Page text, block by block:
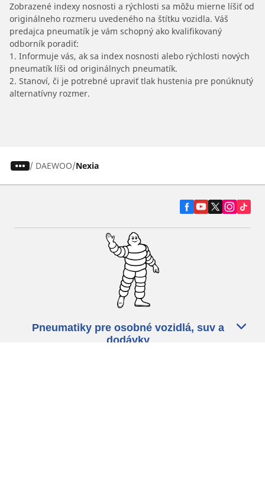
Zobrazené indexy nosnosti a rýchlosti sa môžu mierne líšiť od
originálneho rozmeru uvedeného na štítku vozidla. Váš
predajca pneumatík je vám schopný ako kvalifikovaný
odborník poradiť:
1. Informuje vás, ak sa index nosnosti alebo rýchlosti nových
pneumatík líši od originálnych pneumatík.
2. Stanoví, či je potrebné upraviť tlak hustenia pre ponúknutý
alternatívny rozmer.
/ DAEWOO Nexia
Pneumatiky pre osobné vozidlá, suv a
dodávky